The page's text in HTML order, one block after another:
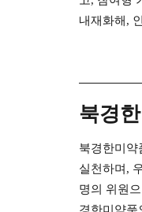
내재화해,
북경
북경한미약
실천하며,
명의 위원
경한미약품